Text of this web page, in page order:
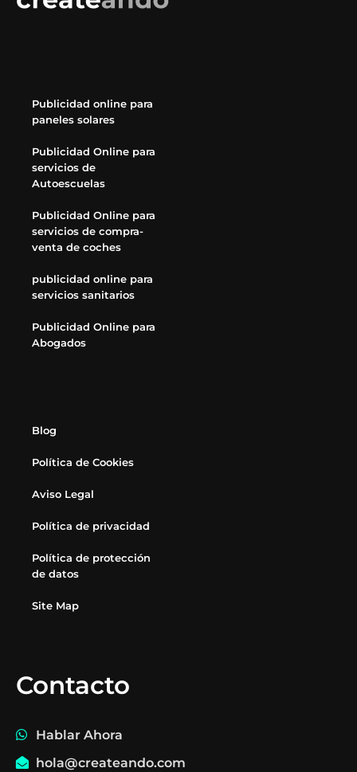
Publicidad online para
paneles solares
Publicidad Online para
servicios de
Autoescuelas
Publicidad Online para
servicios de compra-
venta de coches
publicidad online para
servicios sanitarios
Publicidad Online para
Abogados
Blog
Política de Cookies
Aviso Legal
Política de privacidad
Política de protección
de datos
Site Map
Contacto
Hablar Ahora
hola@createando.com